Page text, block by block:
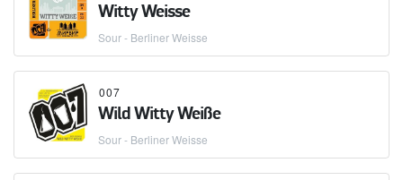
Witty Weisse
Sour - Berliner Weisse
007
Wild Witty Weiße
Sour - Berliner Weisse